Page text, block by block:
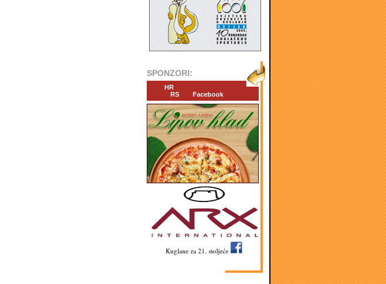
SPONZORI:
HR
RS
Facebook
Kuglane za 21. stoljeće